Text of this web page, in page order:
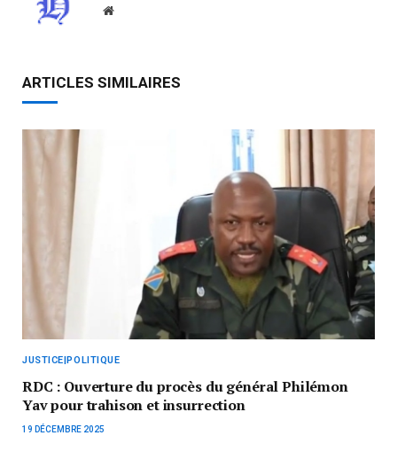
Website
ARTICLES SIMILAIRES
JUSTICE|POLITIQUE
RDC : Ouverture du procès du général Philémon
Yav pour trahison et insurrection
19 DÉCEMBRE 2025